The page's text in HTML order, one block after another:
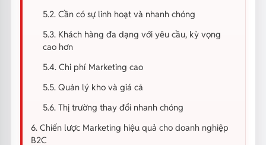
5.2. Cần có sự linh hoạt và nhanh chóng
5.3. Khách hàng đa dạng với yêu cầu, kỳ vọng
cao hơn
5.4. Chi phí Marketing cao
5.5. Quản lý kho và giá cả
5.6. Thị trường thay đổi nhanh chóng
6. Chiến lược Marketing hiệu quả cho doanh nghiệp
B2C